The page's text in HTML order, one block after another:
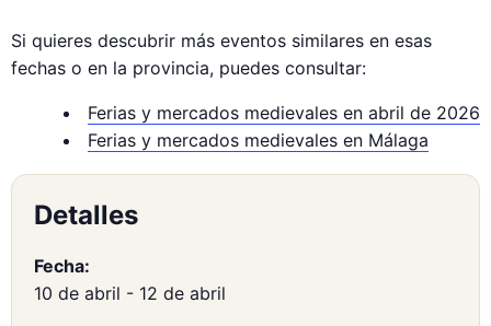
Si quieres descubrir más eventos similares en esas
fechas o en la provincia, puedes consultar:
Ferias y mercados medievales en abril de 2026
Ferias y mercados medievales en Málaga
Detalles
Fecha:
10 de abril - 12 de abril